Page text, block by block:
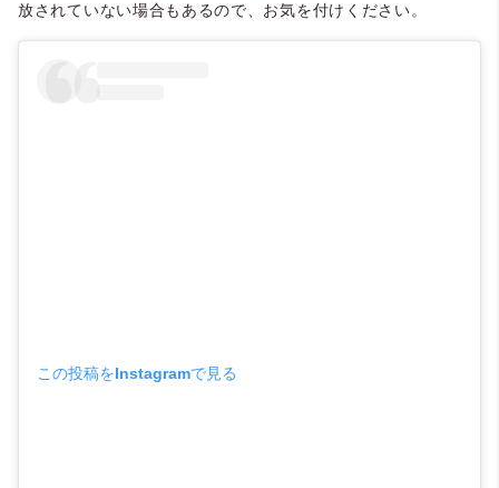
放されていない場合もあるので、お気を付けください。
この投稿をInstagramで見る